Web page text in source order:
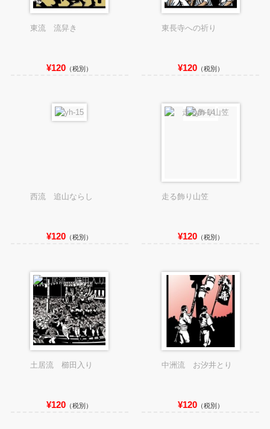
東流 流舁き
¥120 （税別）
東長寺への祈り
¥120（税別）
西流 追山ならし
¥120 （税別）
走る飾り山笠
¥120（税別）
土居流 櫛田入り
¥120 （税別）
中洲流 お汐井とり
¥120（税別）